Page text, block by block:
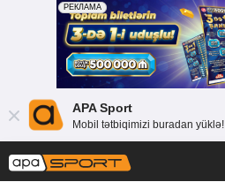
APA Sport
Mobil tətbiqimizi buradan yüklə!